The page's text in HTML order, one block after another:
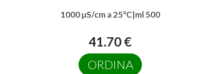
1000 µS/cm a 25°C|ml 500
41.70 €
ORDINA